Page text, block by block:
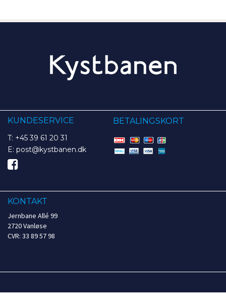
KUNDESERVICE
T: +45 39 61 20 31
E: post@kystbanen.dk
BETALINGSKORT
KONTAKT
Jernbane Allé 99
2720 Vanløse
CVR: 33 89 57 98